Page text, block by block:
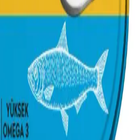
seçenekleriyle sağlıklı beslenin.
hemen öğrenin!
Tazelik ve Lezzetle
keşfedin, sağlıklı beslenin.
sipariş verin! ! ! ! ! !
Sağlıklı ve Ekonomik